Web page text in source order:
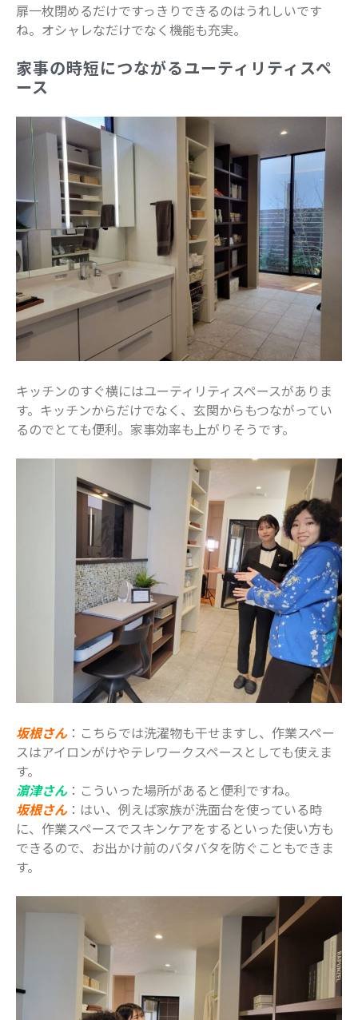
扉一枚閉めるだけですっきりできるのはうれしいです
ね。オシャレなだけでなく機能も充実。
家事の時短につながるユーティリティスペ
ース
キッチンのすぐ横にはユーティリティスペースがありま
す。キッチンからだけでなく、玄関からもつながってい
るのでとても便利。家事効率も上がりそうです。
坂根さん：こちらでは洗濯物も干せますし、作業スペー
スはアイロンがけやテレワークスペースとしても使えま
す。
濵津さん：こういった場所があると便利ですね。
坂根さん：はい、例えば家族が洗面台を使っている時
に、作業スペースでスキンケアをするといった使い方も
できるので、お出かけ前のバタバタを防ぐこともできま
す。